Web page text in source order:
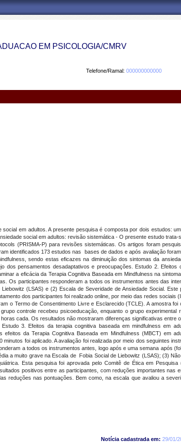
EM PSICOLOGIA/CMRV
Telefone/Ramal: 000000000000
em adultos. A presente pesquisa é composta por dois estudos:
social em adultos: revisão sistemática - O presente estudo trata-
(PRISMA-P) para revisões sistemáticas. Os artigos foram
identificados 173 estudos nas bases de dados e após avaliação
sendo estas eficazes na diminuição dos sintomas da
dos pensamentos desadaptativos e preocupações. Estudo 2. Efeitos
a eficácia da Terapia Cognitiva Baseada em Mindfulness na
Os participantes responderam a todos os instrumentos antes das
(LSAS) e (2) Escala de Severidade de Ansiedade Social. Este
dos participantes foi realizado online, por meio das redes sociais
o Termo de Consentimento Livre e Esclarecido (TCLE). A amostra foi
controle recebeu psicoeducação, enquanto o grupo experimental
cada. Os resultados não mostraram diferenças significativas entre
3. Efeitos da terapia cognitiva baseada em mindfulness em
da Terapia Cognitiva Baseada em Mindfulness (MBCT) em
foi aplicado. A avaliação foi realizada por meio dos seguintes
a todos os instrumentos antes, logo após e uma semana após
a muito grave na Escala de Fobia Social de Liebowitz (LSAS); (3)
Esta pesquisa foi aprovada pelo Comitê de Ética em Pesquisa
positivos entre as participantes, com reduções importantes nas
reduções nas pontuações. Bem como, na escala que avaliou a
Notícia cadastrada em: 29/01/